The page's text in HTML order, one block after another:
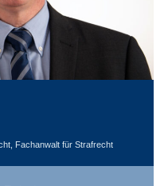
Fachanwalt für Strafrecht